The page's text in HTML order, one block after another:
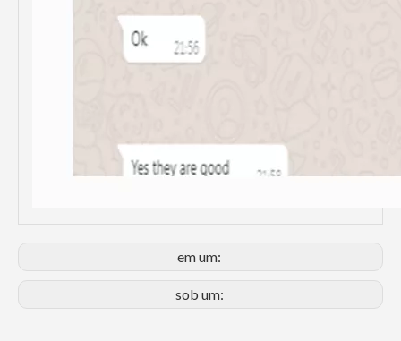
em um:
sob um: